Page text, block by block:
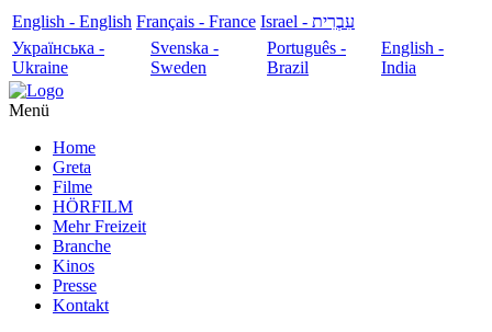
English - English Français - France
עִבְרִית - Israel
Українська -
Ukraine
Svenska -
Sweden
Português -
Brazil
English -
India
Menü
Home
Greta
Filme
HÖRFILM
Mehr Freizeit
Branche
Kinos
Presse
Kontakt